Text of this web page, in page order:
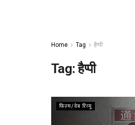
Home Tag हैप्पी
Tag:हैप्पी
फिल्म/वेब रिव्यू